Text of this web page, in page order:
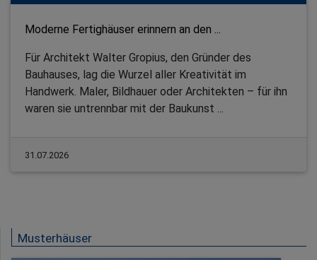
Moderne Fertighäuser erinnern an den ...
Für Architekt Walter Gropius, den Gründer des
Bauhauses, lag die Wurzel aller Kreativität im
Handwerk. Maler, Bildhauer oder Architekten – für ihn
waren sie untrennbar mit der Baukunst ...
31.07.2026
Musterhäuser